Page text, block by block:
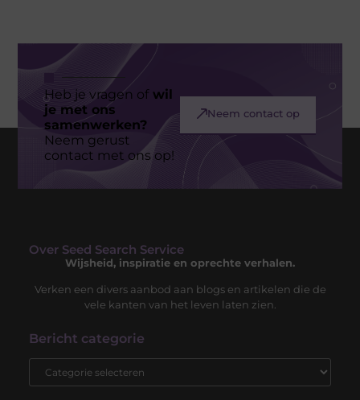
Heb je vragen ofwil
je met ons
samenwerken?
Neem gerust
contact met ons op!
Neem contact op
Over Seed Search Service
Wijsheid, inspiratie en oprechte verhalen.
Verken een divers aanbod aan blogs en artikelen die de
vele kanten van het leven laten zien.
Bericht categorie